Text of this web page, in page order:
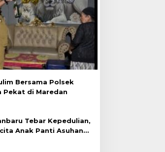
Bersama Polsek
Pekat di Maredan
Tebar Kepedulian,
Anak Panti Asuhan
Bantuan Sosial